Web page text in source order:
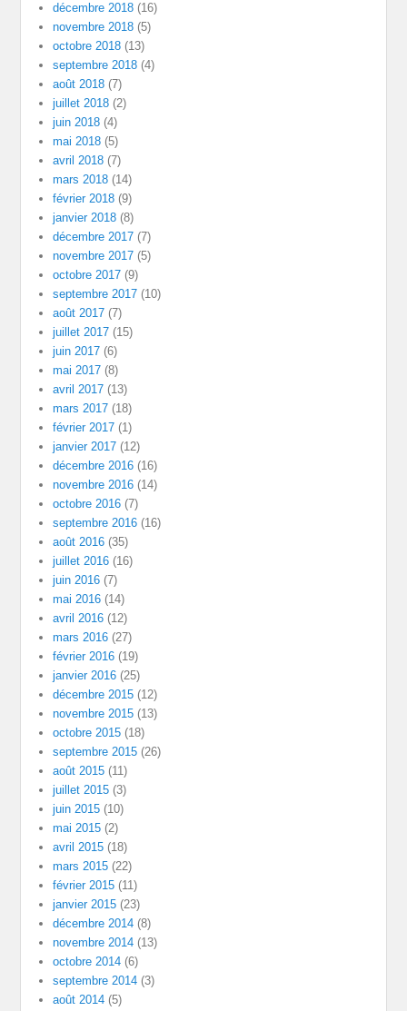
décembre 2018 (16)
novembre 2018 (5)
octobre 2018 (13)
septembre 2018 (4)
août 2018 (7)
juillet 2018 (2)
juin 2018 (4)
mai 2018 (5)
avril 2018 (7)
mars 2018 (14)
février 2018 (9)
janvier 2018 (8)
décembre 2017 (7)
novembre 2017 (5)
octobre 2017 (9)
septembre 2017 (10)
août 2017 (7)
juillet 2017 (15)
juin 2017 (6)
mai 2017 (8)
avril 2017 (13)
mars 2017 (18)
février 2017 (1)
janvier 2017 (12)
décembre 2016 (16)
novembre 2016 (14)
octobre 2016 (7)
septembre 2016 (16)
août 2016 (35)
juillet 2016 (16)
juin 2016 (7)
mai 2016 (14)
avril 2016 (12)
mars 2016 (27)
février 2016 (19)
janvier 2016 (25)
décembre 2015 (12)
novembre 2015 (13)
octobre 2015 (18)
septembre 2015 (26)
août 2015 (11)
juillet 2015 (3)
juin 2015 (10)
mai 2015 (2)
avril 2015 (18)
mars 2015 (22)
février 2015 (11)
janvier 2015 (23)
décembre 2014 (8)
novembre 2014 (13)
octobre 2014 (6)
septembre 2014 (3)
août 2014 (5)